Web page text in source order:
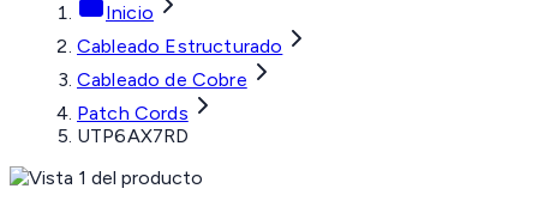
Inicio
Cableado Estructurado
Cableado de Cobre
Patch Cords
UTP6AX7RD